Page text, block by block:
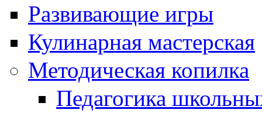
Развивающие игры
Кулинарная мастерская
Методическая копилка
Педагогика